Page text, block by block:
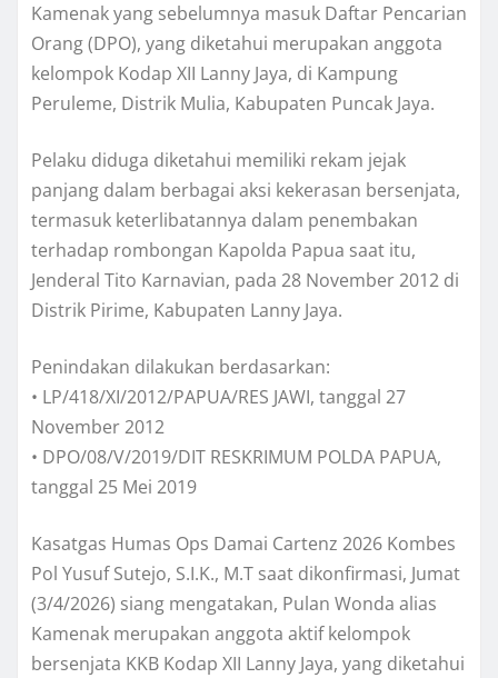
Kamenak yang sebelumnya masuk Daftar Pencarian
Orang (DPO), yang diketahui merupakan anggota
kelompok Kodap XII Lanny Jaya, di Kampung
Peruleme, Distrik Mulia, Kabupaten Puncak Jaya.
Pelaku diduga diketahui memiliki rekam jejak
panjang dalam berbagai aksi kekerasan bersenjata,
termasuk keterlibatannya dalam penembakan
terhadap rombongan Kapolda Papua saat itu,
Jenderal Tito Karnavian, pada 28 November 2012 di
Distrik Pirime, Kabupaten Lanny Jaya.
Penindakan dilakukan berdasarkan:
• LP/418/XI/2012/PAPUA/RES JAWI, tanggal 27
November 2012
• DPO/08/V/2019/DIT RESKRIMUM POLDA PAPUA,
tanggal 25 Mei 2019
Kasatgas Humas Ops Damai Cartenz 2026 Kombes
Pol Yusuf Sutejo, S.I.K., M.T saat dikonfirmasi, Jumat
(3/4/2026) siang mengatakan, Pulan Wonda alias
Kamenak merupakan anggota aktif kelompok
bersenjata KKB Kodap XII Lanny Jaya, yang diketahui